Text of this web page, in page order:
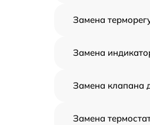
Замена
Замена
Замена клапана
Замена